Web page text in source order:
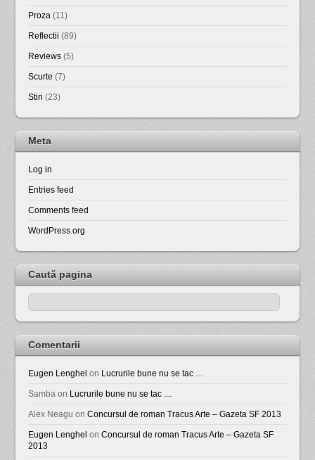
Proza (11)
Reflectii (89)
Reviews (5)
Scurte (7)
Stiri (23)
Meta
Log in
Entries feed
Comments feed
WordPress.org
Caută pagina
Comentarii
Eugen Lenghel on Lucrurile bune nu se tac …
Samba on Lucrurile bune nu se tac …
Alex Neagu onConcursul de roman Tracus Arte – Gazeta SF 2013
Eugen Lenghel onConcursul de roman Tracus Arte – Gazeta SF
2013